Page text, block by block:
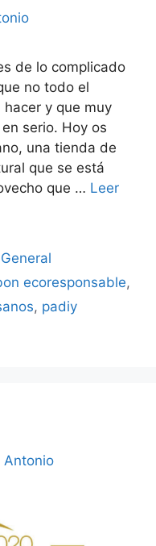
de lo complicado
no todo el
y que muy
serio. Hoy os
una tienda de
que se está
que … Leer
General
ecoresponsable,
, padiy
Antonio